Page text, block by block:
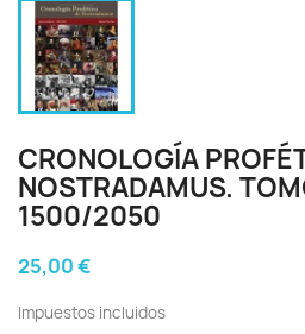
CRONOLOGÍA
NOSTRADAMUS.
1500/2050
25,00 €
Impuestos incluidos